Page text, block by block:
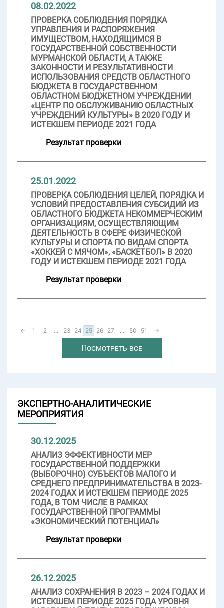
08.02.2022
ПРОВЕРКА СОБЛЮДЕНИЯ ПОРЯДКА
УПРАВЛЕНИЯ И РАСПОРЯЖЕНИЯ
ИМУЩЕСТВОМ, НАХОДЯЩИМСЯ В
ГОСУДАРСТВЕННОЙ СОБСТВЕННОСТИ
МУРМАНСКОЙ ОБЛАСТИ, А ТАКЖЕ
ЗАКОННОСТИ И РЕЗУЛЬТАТИВНОСТИ
ИСПОЛЬЗОВАНИЯ СРЕДСТВ ОБЛАСТНОГО
БЮДЖЕТА В ГОСУДАРСТВЕННОМ
ОБЛАСТНОМ БЮДЖЕТНОМ УЧРЕЖДЕНИИ
«ЦЕНТР ПО ОБСЛУЖИВАНИЮ ОБЛАСТНЫХ
УЧРЕЖДЕНИЙ КУЛЬТУРЫ» В 2020 ГОДУ И
ИСТЕКШЕМ ПЕРИОДЕ 2021 ГОДА
Результат проверки
25.01.2022
ПРОВЕРКА СОБЛЮДЕНИЯ ЦЕЛЕЙ, ПОРЯДКА И
УСЛОВИЙ ПРЕДОСТАВЛЕНИЯ СУБСИДИЙ ИЗ
ОБЛАСТНОГО БЮДЖЕТА НЕКОММЕРЧЕСКИМ
ОРГАНИЗАЦИЯМ, ОСУЩЕСТВЛЯЮЩИМ
ДЕЯТЕЛЬНОСТЬ В СФЕРЕ ФИЗИЧЕСКОЙ
КУЛЬТУРЫ И СПОРТА ПО ВИДАМ СПОРТА
«ХОККЕЙ С МЯЧОМ», «БАСКЕТБОЛ» В 2020
ГОДУ И ИСТЕКШЕМ ПЕРИОДЕ 2021 ГОДА
Результат проверки
← 1 2 ... 23 24 25 26 27 ... 50 51 →
Посмотреть все
ЭКСПЕРТНО-АНАЛИТИЧЕСКИЕ
МЕРОПРИЯТИЯ
30.12.2025
АНАЛИЗ ЭФФЕКТИВНОСТИ МЕР
ГОСУДАРСТВЕННОЙ ПОДДЕРЖКИ
(ВЫБОРОЧНО) СУБЪЕКТОВ МАЛОГО И
СРЕДНЕГО ПРЕДПРИНИМАТЕЛЬСТВА В 2023-
2024 ГОДАХ И ИСТЕКШЕМ ПЕРИОДЕ 2025
ГОДА, В ТОМ ЧИСЛЕ В РАМКАХ
ГОСУДАРСТВЕННОЙ ПРОГРАММЫ
«ЭКОНОМИЧЕСКИЙ ПОТЕНЦИАЛ»
Результат проверки
26.12.2025
АНАЛИЗ СОХРАНЕНИЯ В 2023 – 2024 ГОДАХ И
ИСТЕКШЕМ ПЕРИОДЕ 2025 ГОДА УРОВНЯ